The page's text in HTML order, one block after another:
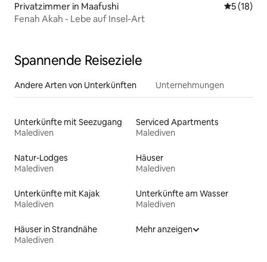
Privatzimmer in Maafushi
5 (18)
Fenah Akah - Lebe auf Insel-Art
Spannende Reiseziele
Andere Arten von Unterkünften Unternehmungen
Unterkünfte mit Seezugang
Malediven
Serviced Apartments
Malediven
Natur-Lodges
Malediven
Häuser
Malediven
Unterkünfte mit Kajak
Malediven
Unterkünfte am Wasser
Malediven
Häuser in Strandnähe
Malediven
Mehr anzeigen